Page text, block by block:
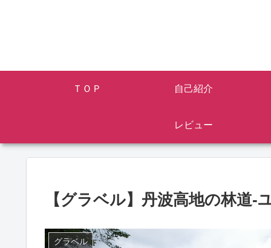
ＴＯＰ 自己紹介
レビュー
【グラベル】丹波高地の林道
グラベル